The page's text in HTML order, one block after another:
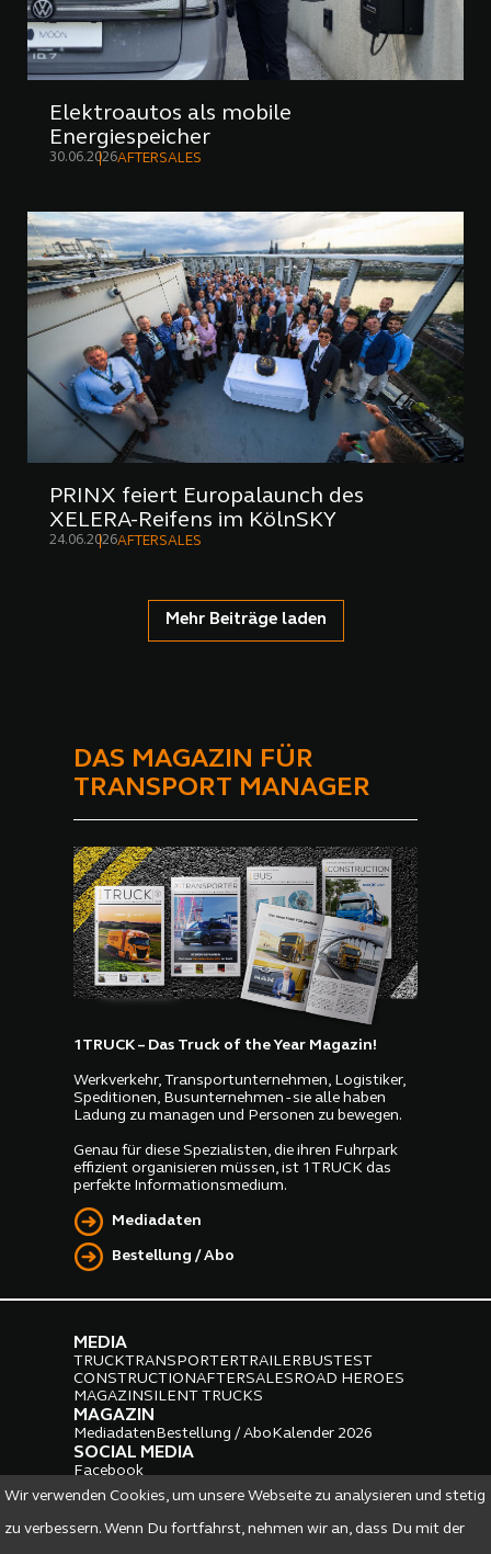
Wir verwenden Cookies, um unsere Webseite zu analysieren und stetig
zu verbessern. Wenn Du fortfahrst, nehmen wir an, dass Du mit der
Elektroautos als mobile
Energiespeicher
30.06.2026AFTERSALES
PRINX feiert Europalaunch des
XELERA-Reifens im KölnSKY
24.06.2026AFTERSALES
Mehr Beiträge laden
DAS MAGAZIN FÜR
TRANSPORT MANAGER
1TRUCK – Das Truck of the Year Magazin!
Werkverkehr, Transportunternehmen, Logistiker,
Speditionen, Busunternehmen - sie alle haben
Ladung zu managen und Personen zu bewegen.
Genau für diese Spezialisten, die ihren Fuhrpark
effizient organisieren müssen, ist 1TRUCK das
perfekte Informationsmedium.
Mediadaten
Bestellung / Abo
MEDIA
TRUCKTRANSPORTERTRAILERBUSTEST
CONSTRUCTIONAFTERSALESROAD HEROES
MAGAZINSILENT TRUCKS
MAGAZIN
MediadatenBestellung / AboKalender 2026
SOCIAL MEDIA
Facebook
InstagramLinkedIn